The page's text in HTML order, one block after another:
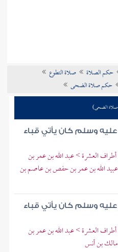
حكم الصلاة
صلاة التطوع
حكم صلاة الضحى
الضحى)
عليه وسلم كان يأتي قباء
أطراف العشرة > عبد الله بن عمر بن
الله بن عمر بن حفص بن عاصم بن
عليه وسلم كان يأتي قباء
أطراف العشرة > عبد الله بن عمر بن
بن أنس